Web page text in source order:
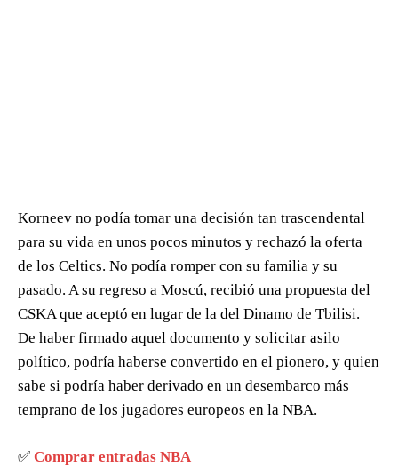
Korneev no podía tomar una decisión tan trascendental
para su vida en unos pocos minutos y rechazó la oferta
de los Celtics. No podía romper con su familia y su
pasado. A su regreso a Moscú, recibió una propuesta del
CSKA que aceptó en lugar de la del Dinamo de Tbilisi.
De haber firmado aquel documento y solicitar asilo
político, podría haberse convertido en el pionero, y quien
sabe si podría haber derivado en un desembarco más
temprano de los jugadores europeos en la NBA.
✅ Comprar entradas NBA